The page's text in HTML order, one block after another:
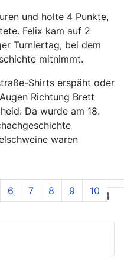
und holte 4 Punkte,
Felix kam auf 2
Turniertag, bei dem
mitnimmt.
Shirts erspäht oder
Richtung Brett
Da wurde am 18.
waren
Seite 2 von 24
6 7 8 9 10